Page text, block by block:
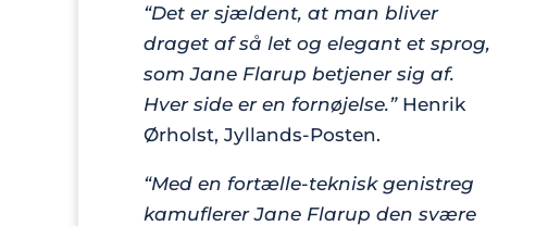
“Det er sjældent, at man bliver
draget af så let og elegant et sprog,
som Jane Flarup betjener sig af.
Hver side er en fornøjelse.”Henrik
Ørholst, Jyllands-Posten.
“Med en fortælle-teknisk genistreg
kamuflerer Jane Flarup den svære